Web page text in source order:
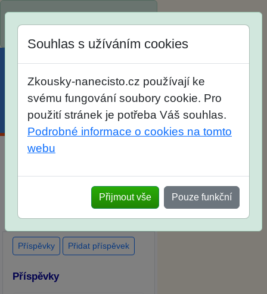
Menu Účet Košík
po skutečných přijímacích
zkouškách
Souhlas s užíváním cookies
Zkousky-nanecisto.cz používají ke
svému fungování soubory cookie. Pro
použití stránek je potřeba Váš souhlas.
Podrobné informace o cookies na tomto
webu
Přijmout vše Pouze funkční
Příspěvky Přidat příspěvek
Příspěvky